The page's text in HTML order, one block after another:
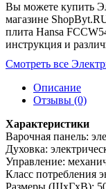
Вы можете купить
магазине
плита Hansa
инструкция и
Смотреть все
Описание
Отзывы (0)
Характеристики
Варочная панель:
Духовка:
Управление:
Класс потребления